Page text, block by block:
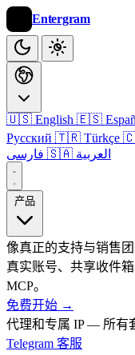
Entergram
🇺🇸 English 🇪🇸
Русский 🇹🇷 Türkçe
🇸🇦 العربية
产品
像真正的支持与销售
真实账号、共享收件
MCP。
免费开始 →
代理和专属 IP — 所有
Telegram 客服